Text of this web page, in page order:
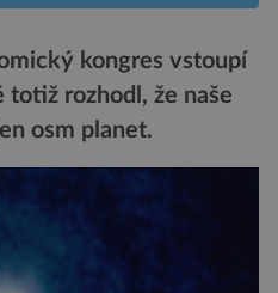
kongres vstoupí
rozhodl, že naše
osm planet.